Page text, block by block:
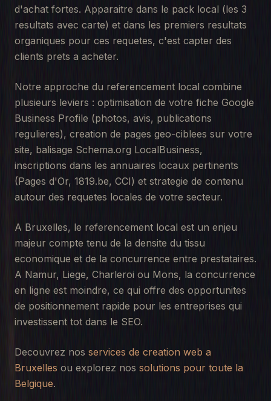
d'achat fortes. Apparaitre dans le pack local (les 3
resultats avec carte) et dans les premiers resultats
organiques pour ces requetes, c'est capter des
clients prets a acheter.
Notre approche du referencement local combine
plusieurs leviers : optimisation de votre fiche Google
Business Profile (photos, avis, publications
regulieres), creation de pages geo-ciblees sur votre
site, balisage Schema.org LocalBusiness,
inscriptions dans les annuaires locaux pertinents
(Pages d'Or, 1819.be, CCI) et strategie de contenu
autour des requetes locales de votre secteur.
A Bruxelles, le referencement local est un enjeu
majeur compte tenu de la densite du tissu
economique et de la concurrence entre prestataires.
A Namur, Liege, Charleroi ou Mons, la concurrence
en ligne est moindre, ce qui offre des opportunites
de positionnement rapide pour les entreprises qui
investissent tot dans le SEO.
Decouvrez nos services de creation web a
Bruxelles ou explorez nos solutions pour toute la
Belgique.